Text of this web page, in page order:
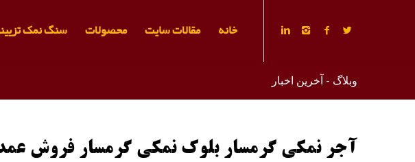
خانه مقالات سایت محصولات سنگ نمک
وبلاگ - آخرین اخبار
آجر نمکی گرمسار بلوک نمکی گرمسار فروش